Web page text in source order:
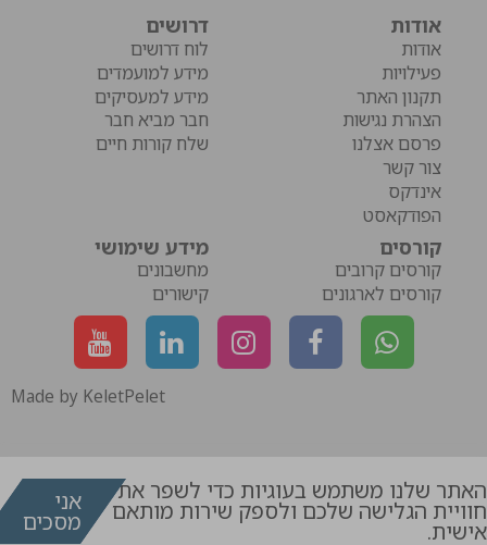
אודות
אודות
פעילויות
תקנון האתר
הצהרת נגישות
פרסם אצלנו
צור קשר
אינדקס
הפודקאסט
דרושים
לוח דרושים
מידע למועמדים
מידע למעסיקים
חבר מביא חבר
שלח קורות חיים
קורסים
קורסים קרובים
קורסים לארגונים
מידע שימושי
מחשבונים
קישורים
Made by KeletPelet
האתר שלנו משתמש בעוגיות כדי לשפר את
חוויית הגלישה שלכם ולספק שירות מותאם
אישית.
אני
מסכים